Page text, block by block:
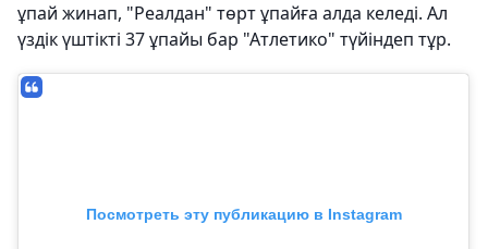
ұпай жинап, "Реалдан" төрт ұпайға алда келеді. Ал
үздік үштікті 37 ұпайы бар "Атлетико" түйіндеп тұр.
Посмотреть эту публикацию в Instagram